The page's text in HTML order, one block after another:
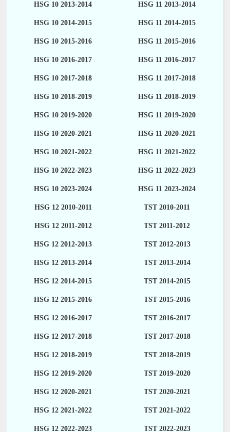
HSG 10 2013-2014 HSG 11 2013-2014
HSG 10 2014-2015 HSG 11 2014-2015
HSG 10 2015-2016 HSG 11 2015-2016
HSG 10 2016-2017 HSG 11 2016-2017
HSG 10 2017-2018 HSG 11 2017-2018
HSG 10 2018-2019 HSG 11 2018-2019
HSG 10 2019-2020 HSG 11 2019-2020
HSG 10 2020-2021 HSG 11 2020-2021
HSG 10 2021-2022 HSG 11 2021-2022
HSG 10 2022-2023 HSG 11 2022-2023
HSG 10 2023-2024 HSG 11 2023-2024
HSG 12 2010-2011 TST 2010-2011
HSG 12 2011-2012 TST 2011-2012
HSG 12 2012-2013 TST 2012-2013
HSG 12 2013-2014 TST 2013-2014
HSG 12 2014-2015 TST 2014-2015
HSG 12 2015-2016 TST 2015-2016
HSG 12 2016-2017 TST 2016-2017
HSG 12 2017-2018 TST 2017-2018
HSG 12 2018-2019 TST 2018-2019
HSG 12 2019-2020 TST 2019-2020
HSG 12 2020-2021 TST 2020-2021
HSG 12 2021-2022 TST 2021-2022
HSG 12 2022-2023 TST 2022-2023